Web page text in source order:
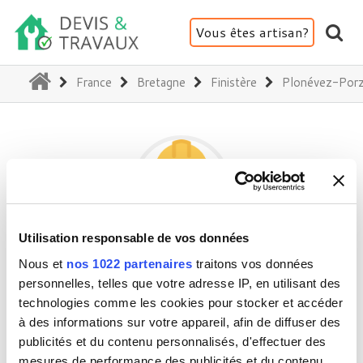
Utilisation responsable de vos données
Nous et nos 1022 partenaires traitons vos données
personnelles, telles que votre adresse IP, en utilisant des
technologies comme les cookies pour stocker et accéder
à des informations sur votre appareil, afin de diffuser des
publicités et du contenu personnalisés, d'effectuer des
Vous êtes artisan?
(current)
France Bretagne Finistère Plonévez-
JARDIN
29550 Plonévez-Porzay
Activité(s) : Jardin - Clôture - Portail